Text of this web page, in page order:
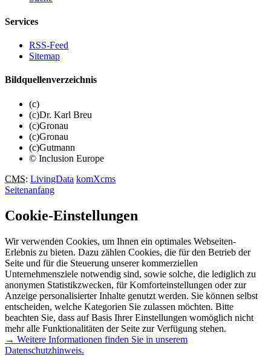
Services
RSS-Feed
Sitemap
Bildquellenverzeichnis
(c)
(c)Dr. Karl Breu
(c)Gronau
(c)Gronau
(c)Gutmann
© Inclusion Europe
CMS: LivingData komXcms
Seitenanfang
Cookie-Einstellungen
Wir verwenden Cookies, um Ihnen ein optimales Webseiten-
Erlebnis zu bieten. Dazu zählen Cookies, die für den Betrieb der
Seite und für die Steuerung unserer kommerziellen
Unternehmensziele notwendig sind, sowie solche, die lediglich zu
anonymen Statistikzwecken, für Komforteinstellungen oder zur
Anzeige personalisierter Inhalte genutzt werden. Sie können selbst
entscheiden, welche Kategorien Sie zulassen möchten. Bitte
beachten Sie, dass auf Basis Ihrer Einstellungen womöglich nicht
mehr alle Funktionalitäten der Seite zur Verfügung stehen.
→ Weitere Informationen finden Sie in unserem
Datenschutzhinweis.